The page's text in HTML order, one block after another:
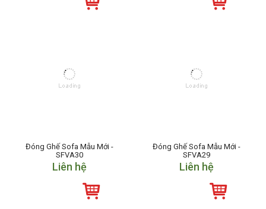
Đóng Ghế Sofa Mẫu Mới -
SFVA30
Liên hệ
Đóng Ghế Sofa Mẫu Mới -
SFVA29
Liên hệ